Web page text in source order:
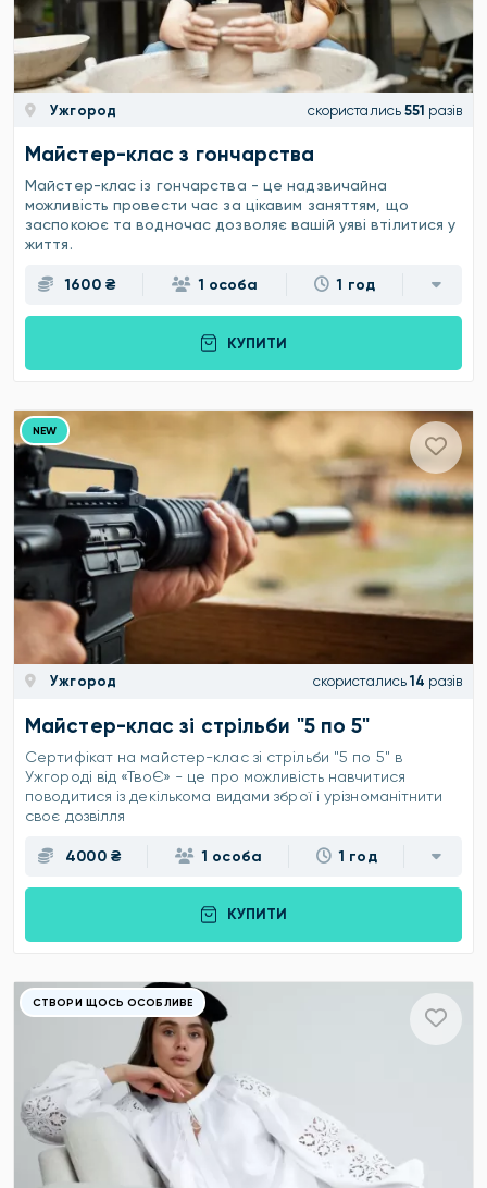
Ужгород скористались 551 разів
Майстер-клас з гончарства
Майстер-клас із гончарства - це надзвичайна
можливість провести час за цікавим заняттям, що
заспокоює та водночас дозволяє вашій уяві втілитися у
життя.
1600 ₴ 1 особа 1 год
КУПИТИ
NEW
Ужгород скористались 14 разів
Майстер-клас зі стрільби "5 по 5"
Сертифікат на майстер-клас зі стрільби "5 по 5" в
Ужгороді від «ТвоЄ» - це про можливість навчитися
поводитися із декількома видами зброї і урізноманітнити
своє дозвілля
4000 ₴ 1 особа 1 год
КУПИТИ
СТВОРИ ЩОСЬ ОСОБЛИВЕ